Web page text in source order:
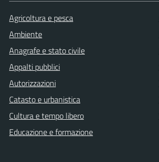
Agricoltura e pesca
Ambiente
Anagrafe e stato civile
Appalti pubblici
Autorizzazioni
Catasto e urbanistica
Cultura e tempo libero
Educazione e formazione